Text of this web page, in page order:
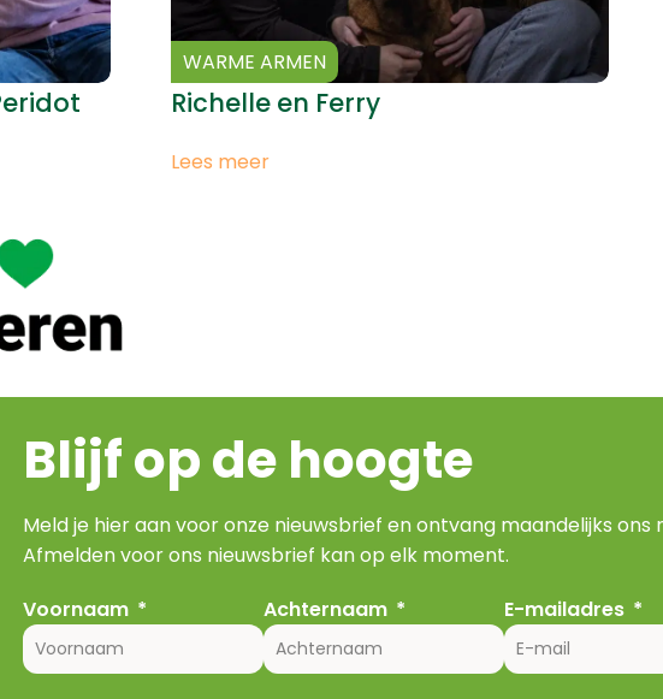
WARME ARMEN
Richelle en Ferry
Lees meer
Blijf op de hoogte
Meld je hier aan voor onze nieuwsbrief en ontvang maandelijks ons
Afmelden voor ons nieuwsbrief kan op elk moment.
Voornaam
Achternaam E-mailadres